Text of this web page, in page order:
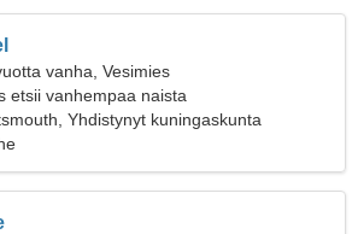
vanha, Vesimies
etsii vanhempaa naista
Yhdistynyt kuningaskunta